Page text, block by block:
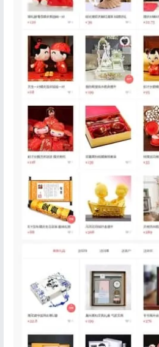
登录
没有账号？立即注册
记住登录
登录
用户协议